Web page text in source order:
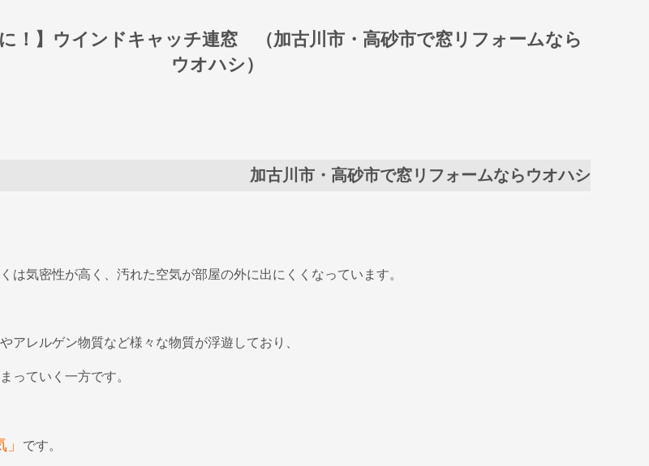
に！】ウインドキャッチ連窓 （加古川市・高砂市で窓リフォームなら
ウオハシ）
加古川市・高砂市で窓リフォームならウオハシ
は気密性が高く、汚れた空気が部屋の外に出にくくなっています。
アレルゲン物質など様々な物質が浮遊しており、
っていく一方です。
」 です。